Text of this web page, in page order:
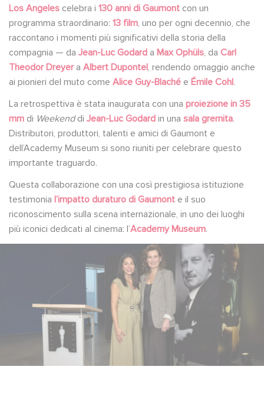
Los Angeles celebra i 130 anni di Gaumont con un
programma straordinario: 13 film, uno per ogni decennio, che
raccontano i momenti più significativi della storia della
compagnia — da Jean-Luc Godard a Max Ophüls, da Carl
Theodor Dreyera Albert Dupontel, rendendo omaggio anche
ai pionieri del muto come Alice Guy-Blaché e Émile Cohl.
La retrospettiva è stata inaugurata con una proiezione in 35
mm di Weekenddi Jean-Luc Godard in una sala gremita.
Distributori, produttori, talenti e amici di Gaumont e
dell’Academy Museum si sono riuniti per celebrare questo
importante traguardo.
Questa collaborazione con una così prestigiosa istituzione
testimonia l’impatto duraturo di Gaumont e il suo
riconoscimento sulla scena internazionale, in uno dei luoghi
più iconici dedicati al cinema: l’Academy Museum.